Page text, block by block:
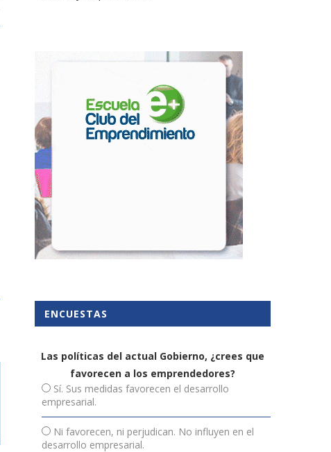
La digitalización como
herramienta de ahorro para las...
27 diciembre, 2021
La nueva herramienta
analiza la
empresarial...
17 enero, 2022
ENCUESTAS
Las políticas del actual Gobierno, ¿crees que
favorecen a los emprendedores?
Sí. Sus medidas favorecen el desarrollo
empresarial.
Ni favorecen, ni perjudican. No influyen en el
desarrollo empresarial.